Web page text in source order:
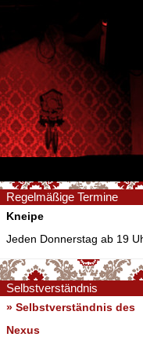
Regelmäßige Termine
Kneipe
Jeden Donnerstag ab 19
Selbstverständnis
» Selbstverständnis des
Nexus